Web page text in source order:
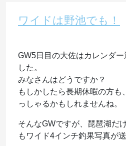
ワイドは野池でも！
GW5日目の大佐はカレンダ
した。
みなさんはどうですか？
もしかしたら長期休暇の方も
っしゃるかもしれませんね。
そんなGWですが、琵琶湖だ
もワイド4インチ釣果写真が